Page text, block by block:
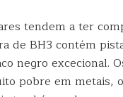
tendem a ter
de BH3 contém
negro excecional.
pobre em metais,